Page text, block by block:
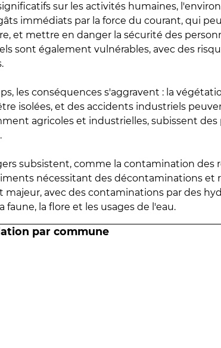
sur les activités humaines,
immédiats par la force du courant, qui
et mettre en danger la sécurité des
sont également vulnérables, avec des
les conséquences s'aggravent : la
isolées, et des accidents industriels
agricoles et industrielles, subissent des
subsistent, comme la contamination des
nécessitant des décontaminations et
avec des contaminations par des
la flore et les usages de l'eau.
par commune